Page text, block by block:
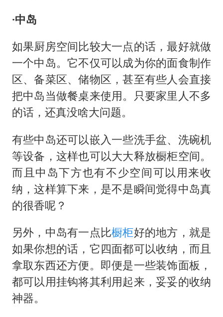
·中岛
如果厨房空间比较大一点的话，最好就做
一个中岛。它不仅可以成为你的面食制作
区、备菜区、储物区，甚至有些人会直接
把中岛当做餐桌来使用。只要家里人不多
的话，还真没啥大问题。
有些中岛还可以嵌入一些洗手盆、洗碗机
等设备，这样也可以大大释放橱柜空间。
而且中岛下方也有不少空间可以用来收
纳，这样算下来，是不是瞬间觉得中岛真
的很香呢？
另外，中岛有一点比橱柜好的地方，就是
如果你想的话，它四面都可以收纳，而且
拿取东西还方便。即便是一些装饰面板，
都可以用挂钩将其利用起来，妥妥的收纳
神器。